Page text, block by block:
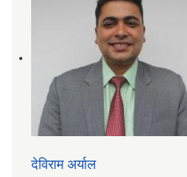
देविराम अर्याल